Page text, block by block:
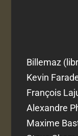
Billemaz
Kevin
François
Alexandre
Maxime